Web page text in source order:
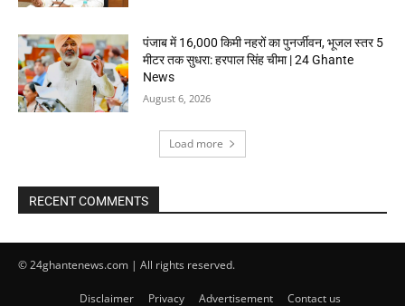
पंजाब में 16,000 किमी नहरों का पुनर्जीवन, भूजल स्तर 5
मीटर तक सुधरा: हरपाल सिंह चीमा | 24 Ghante
News
August 6, 2026
Load more
RECENT COMMENTS
© 24ghantenews.com | All rights reserved.
Disclaimer Privacy Advertisement Contact us